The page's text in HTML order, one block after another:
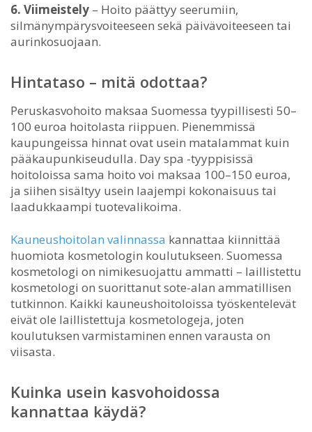
6. Viimeistely – Hoito päättyy seerumiin,
silmänympärysvoiteeseen sekä päivävoiteeseen tai
aurinkosuojaan.
Hintataso – mitä odottaa?
Peruskasvohoito maksaa Suomessa tyypillisesti 50–
100 euroa hoitolasta riippuen. Pienemmissä
kaupungeissa hinnat ovat usein matalammat kuin
pääkaupunkiseudulla. Day spa -tyyppisissä
hoitoloissa sama hoito voi maksaa 100–150 euroa,
ja siihen sisältyy usein laajempi kokonaisuus tai
laadukkaampi tuotevalikoima.
Kauneushoitolan valinnassa kannattaa kiinnittää
huomiota kosmetologin koulutukseen. Suomessa
kosmetologi on nimikesuojattu ammatti – laillistettu
kosmetologi on suorittanut sote-alan ammatillisen
tutkinnon. Kaikki kauneushoitoloissa työskentelevät
eivät ole laillistettuja kosmetologeja, joten
koulutuksen varmistaminen ennen varausta on
viisasta.
Kuinka usein kasvohoidossa
kannattaa käydä?